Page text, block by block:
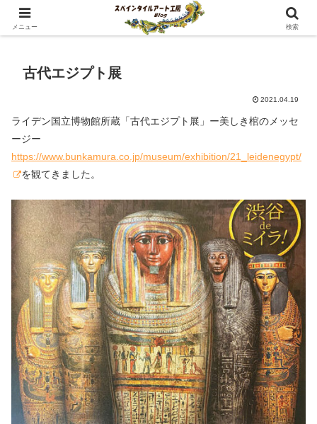
スペインタイル絵付けレッスン講師のブログです
古代エジプト展
2021.04.19
ライデン国立博物館所蔵「古代エジプト展」ー美しき棺のメッセ
ージー
https://www.bunkamura.co.jp/museum/exhibition/21_leidenegypt/
を観てきました。
メニュー 検索